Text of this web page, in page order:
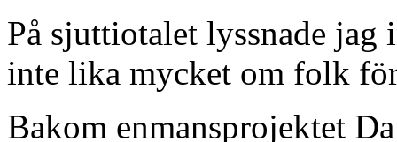
På sjuttiotalet lyssnade
inte lika mycket om folk
Bakom enmansprojektet